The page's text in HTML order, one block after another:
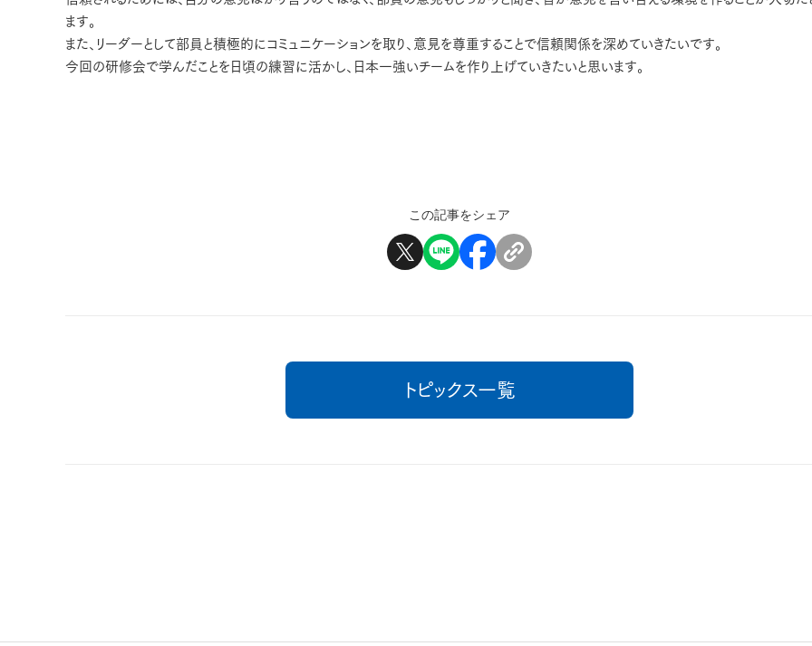
ます。
また、リーダーとして部員と積極的にコミュニケーションを取り、意見を尊重することで信頼関係を深めていきたいです。
今回の研修会で学んだことを日頃の練習に活かし、日本一強いチームを作り上げていきたいと思います。
この記事をシェア
トピックス一覧